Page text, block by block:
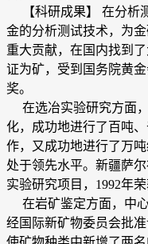
【科研成果】 在分析
金的分析测试技术，为
重大贡献，在国内找到
证为矿，受到国务院黄
奖。
在选冶实验研究方面
化，成功地进行了百吨
作，又成功地进行了万
处于领先水平。新疆萨
实验研究项目，1992年
在岩矿鉴定方面，中心
经国际新矿物委员会批准